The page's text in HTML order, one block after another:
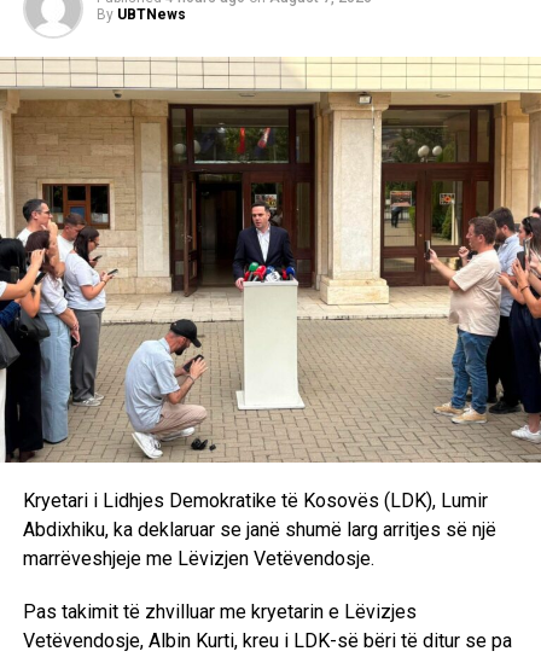
vendosura nga LDK-ja.
“Pra, në kushtet kur ne zgjedhim kryetarin dhe kryesinë e
Kuvendit, zgjedhim qeverinë e re të Republikës së
Kosovës, mirëpo vijmë sërish tek problemi i zgjedhjes së
presidentit, kjo është një formulë tashmë e sprovuar dhe
me metoda të njëjta nuk mund të kemi rezultate të tjera.
Andaj kjo do të shpjerë të pashmangshëm drejt
shpërndarjes së Kuvendit. Marrëveshjen politike nuk e
kemi ende. Pritjet janë të ndryshme, qëndrimet nuk
përputhen dhe është bindja ime që ka një dallim drastik
midis rezultatit zgjedhor dhe kërkesave të Lidhjes
Demokratike të Kosovës”, deklaroi Kurti pas takimit me
Abdixhikun. /Ekonomia Online/
By UBTNews
Kryetari i Lidhjes Demokratike të Kosovës (LDK), Lumir
Abdixhiku, ka deklaruar se janë shumë larg arritjes së një
marrëveshjeje me Lëvizjen Vetëvendosje.
Pas takimit të zhvilluar me kryetarin e Lëvizjes
Vetëvendosje, Albin Kurti, kreu i LDK-së bëri të ditur se pa